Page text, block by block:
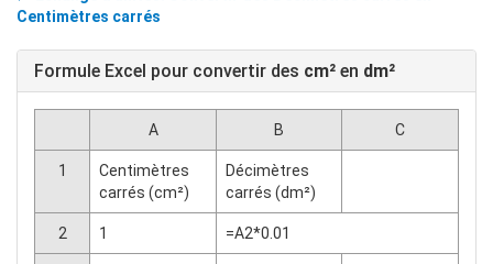
Centimètres carrés
Formule Excel pour convertir des cm² en dm²
A B C
1
Centimètres
carrés (cm²)
Décimètres
carrés (dm²)
2 1 =A2*0.01